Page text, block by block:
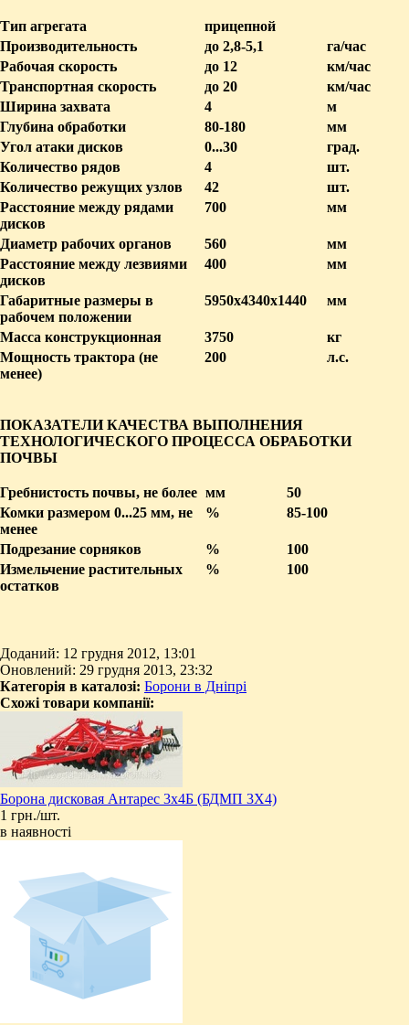
Тип агрегата
прицепной
Производительность
до 2,8-5,1
га/час
Рабочая скорость
до 12
км/час
Транспортная скорость
до 20
км/час
Ширина захвата
4
м
Глубина обработки
80-180
мм
Угол атаки дисков
0...30
град.
Количество рядов
4
шт.
Количество режущих узлов
42
шт.
Расстояние между рядами
дисков
700 мм
Диаметр рабочих органов 560
мм
Расстояние между лезвиями
дисков
400 мм
Габаритные размеры в
рабочем положении
5950х4340х1440 мм
Масса конструкционная 3750
кг
Мощность трактора (не
менее)
200 л.с.
ПОКАЗАТЕЛИ КАЧЕСТВА ВЫПОЛНЕНИЯ
ТЕХНОЛОГИЧЕСКОГО ПРОЦЕССА ОБРАБОТКИ
ПОЧВЫ
Гребнистость почвы, не более мм
50
Комки размером 0...25 мм, не
менее
% 85-100
Подрезание сорняков %
100
Измельчение растительных
остатков
% 100
Доданий: 12 грудня 2012, 13:01
Оновлений: 29 грудня 2013, 23:32
Категорія в каталозі: Борони в Дніпрі
Схожі товари компанії:
Борона дисковая Антарес 3х4Б (БДМП 3Х4)
1 грн./шт.
в наявності